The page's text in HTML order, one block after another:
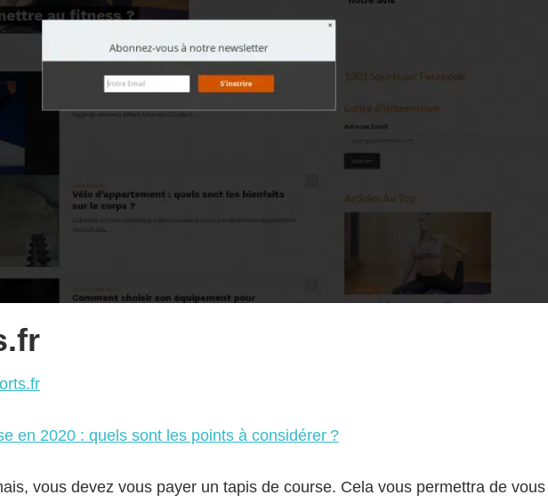
en 2020 : quels sont les points à considérer ?
vous devez vous payer un tapis de course. Cela vous permettra de vous